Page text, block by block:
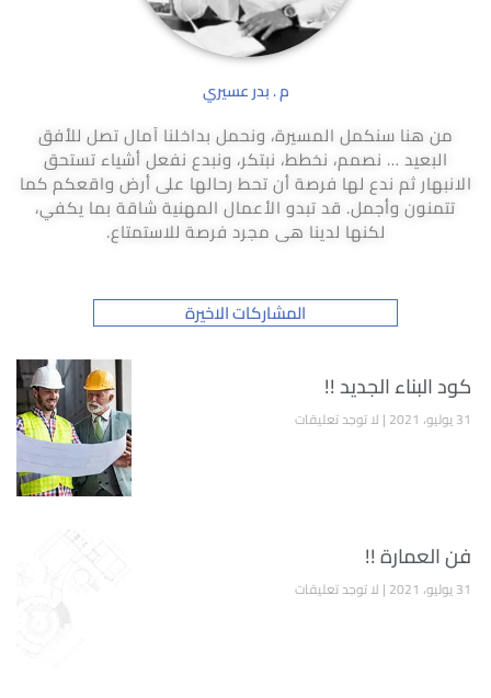
م . بدر عسيري
من هنا سنكمل المسيرة، ونحمل بداخلنا آمال تصل للأفق
البعيد … نصمم، نخطط، نبتكر، ونبدع نفعل أشياء تستحق
الانبهار ثم ندع لها فرصة أن تحط رحالها على أرض واقعكم كما
تتمنون وأجمل. قد تبدو الأعمال المهنية شاقة بما يكفي،
لكنها لدينا هى مجرد فرصة للاستمتاع.
المشاركات الاخيرة
كود البناء الجديد !!
31 يوليو، 2021 لا توجد تعليقات
فن العمارة !!
31 يوليو، 2021 لا توجد تعليقات